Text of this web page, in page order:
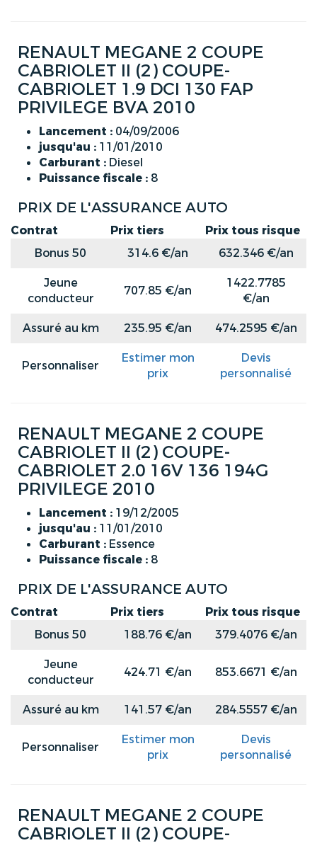
RENAULT MEGANE 2 COUPE
CABRIOLET II (2) COUPE-
CABRIOLET 1.9 DCI 130 FAP
PRIVILEGE BVA 2010
Lancement : 04/09/2006
jusqu'au : 11/01/2010
Carburant : Diesel
Puissance fiscale : 8
PRIX DE L'ASSURANCE AUTO
Contrat Prix tiers
Prix tous risque
Bonus 50
314.6 €/an
632.346 €/an
Jeune
conducteur
707.85 €/an
1422.7785
€/an
Assuré au km
235.95 €/an 474.2595 €/an
Personnaliser
Estimer mon
prix
Devis
personnalisé
RENAULT MEGANE 2 COUPE
CABRIOLET II (2) COUPE-
CABRIOLET 2.0 16V 136 194G
PRIVILEGE 2010
Lancement : 19/12/2005
jusqu'au : 11/01/2010
Carburant : Essence
Puissance fiscale : 8
PRIX DE L'ASSURANCE AUTO
Contrat Prix tiers
Prix tous risque
Bonus 50
188.76 €/an
379.4076 €/an
Jeune
conducteur
424.71 €/an 853.6671 €/an
Assuré au km 141.57 €/an 284.5557 €/an
Personnaliser
Estimer mon
prix
Devis
personnalisé
RENAULT MEGANE 2 COUPE
CABRIOLET II (2) COUPE-